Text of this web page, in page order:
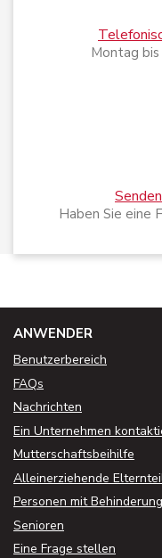
Montag
Haben Sie eine
ANWENDER
Benutzerbereich
FAQs
Nachrichten
Ein Unternehmen
Mutterschaftsbeihilfe
Alleinerziehende
Personen mit Behinderung
Senioren
Eine Frage stellen